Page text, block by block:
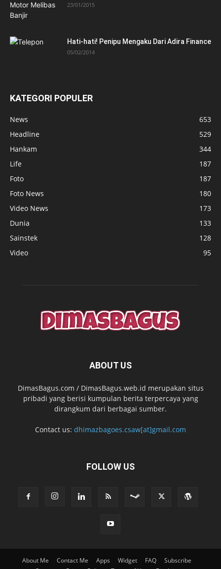
23/01/2015
Hati-hati! Penipu Mengaku Dari Adira Finance
05/02/2014
KATEGORI POPULER
News
653
Headline
529
Hankam
344
Life
187
Foto
187
Foto News
180
Video News
173
Dunia
133
Sainstek
128
Video
95
ABOUT US
DimasBagus.com / DimasBagus.web.id merupakan situs
pribadi yang berisi kumpulan berita terpercaya yang
dirangkum dari berbagai sumber.
Contact us: dhimazbagoes.csaw[at]gmail.com
FOLLOW US
About Me Contact Me Apps Widget FAQ
Subscribe